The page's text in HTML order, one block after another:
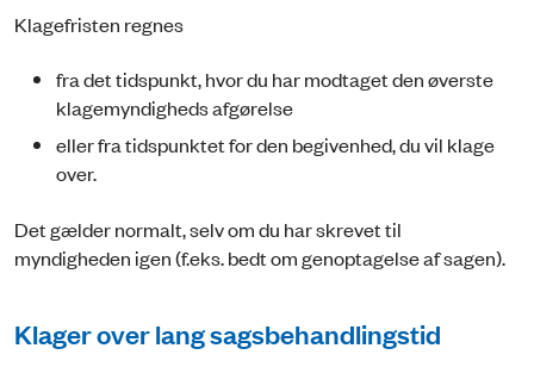
Klagefristen regnes
fra det tidspunkt, hvor du har modtaget den øverste
klagemyndigheds afgørelse
eller fra tidspunktet for den begivenhed, du vil klage
over.
Det gælder normalt, selv om du har skrevet til
myndigheden igen (f.eks. bedt om genoptagelse af sagen).
Klager over lang sagsbehandlingstid